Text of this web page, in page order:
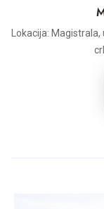
Lokacija: